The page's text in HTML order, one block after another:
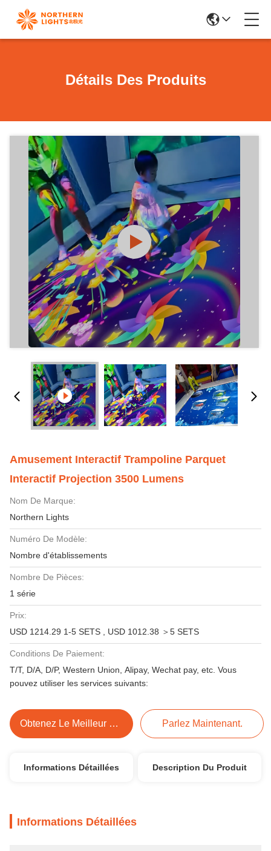
Détails Des Produits
Amusement Interactif Trampoline Parquet
Interactif Projection 3500 Lumens
Nom De Marque:
Northern Lights
Numéro De Modèle:
Nombre d'établissements
Nombre De Pièces:
1 série
Prix:
USD 1214.29 1-5 SETS , USD 1012.38 ＞5 SETS
Conditions De Paiement:
T/T, D/A, D/P, Western Union, Alipay, Wechat pay, etc. Vous
pouvez utiliser les services suivants:
Obtenez Le Meilleur Prix Parlez Maintenant.
Informations Détaillées Description Du Produit
Informations Détaillées